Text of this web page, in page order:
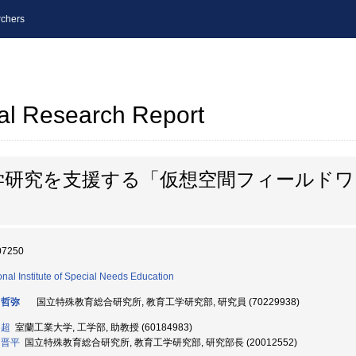
Research Report
究を支援する「仮想空間フィールド
Institute of Special Needs Education
弥 国立特殊教育総合研究所, 教育工学研究部, 研究員 (70229938)
室蘭工業大学, 工学部, 助教授 (60184983)
平 国立特殊教育総合研究所, 教育工学研究部, 研究部長 (20012552)